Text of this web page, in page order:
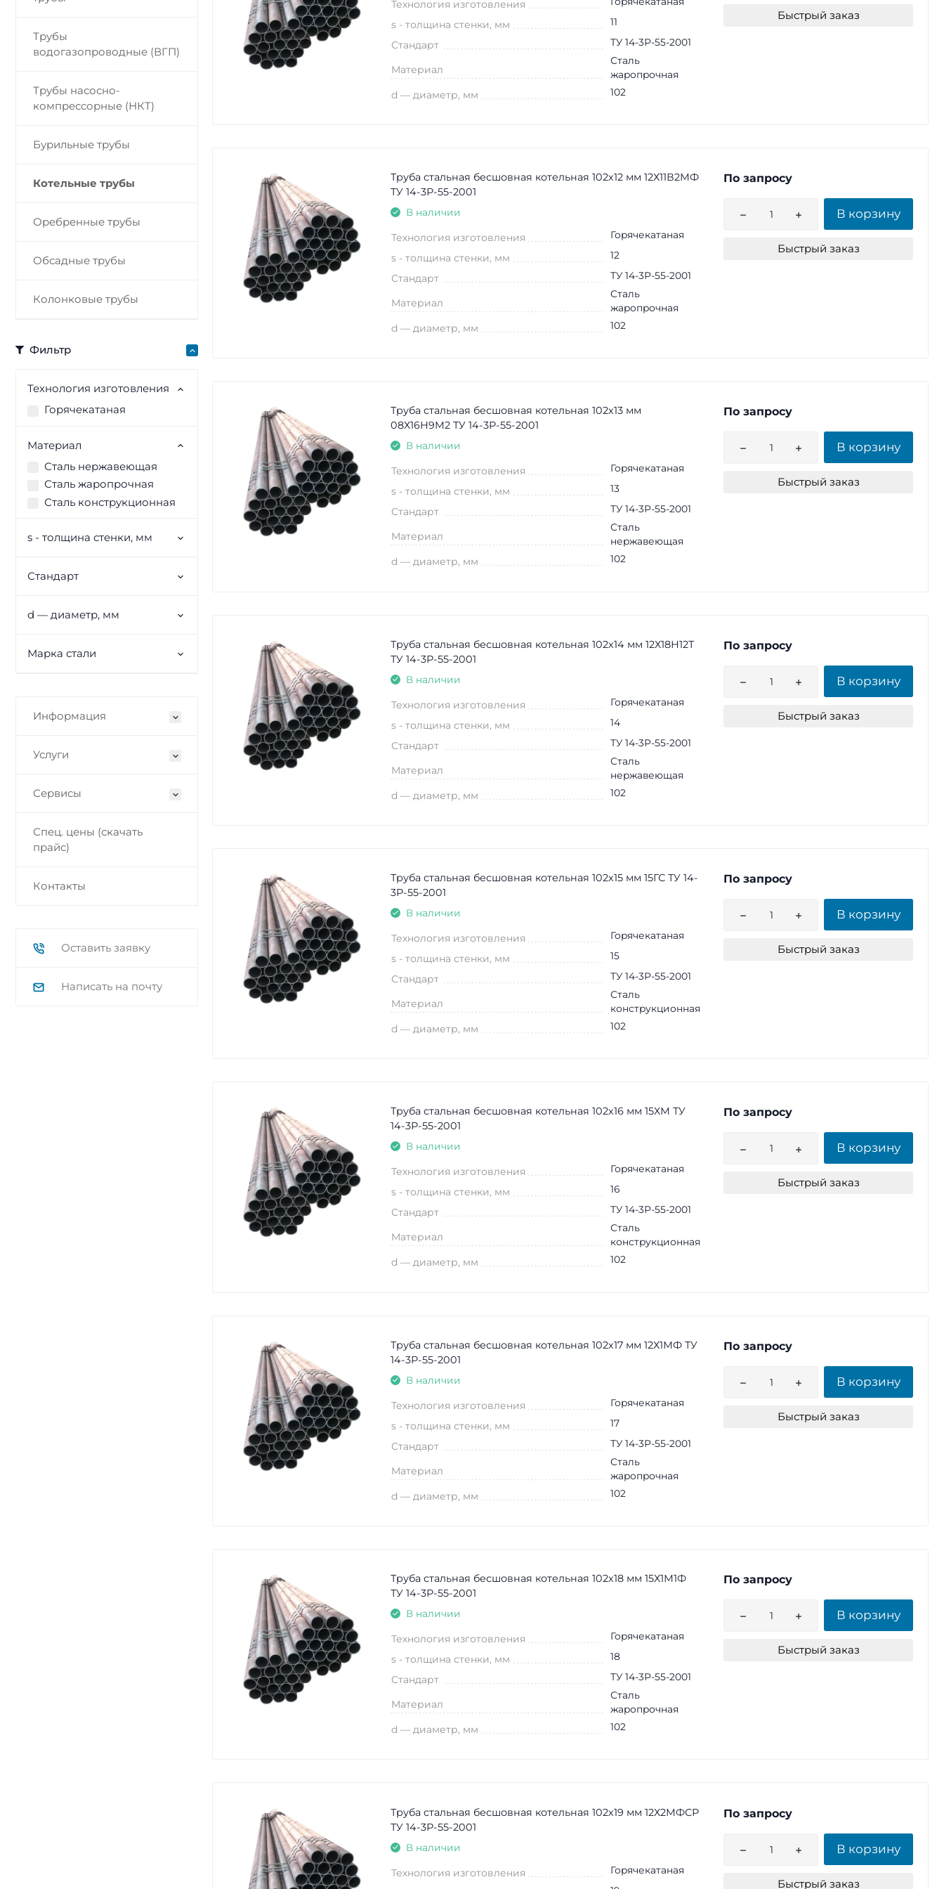
Трубы
водогазопроводные (ВГП)
Трубы насосно-
компрессорные (НКТ)
Бурильные трубы
Котельные трубы
Оребренные трубы
Обсадные трубы
Колонковые трубы
Фильтр
Технология изготовления
Горячекатаная
Материал
Сталь нержавеющая
Сталь жаропрочная
Сталь конструкционная
s - толщина стенки, мм
Стандарт
d — диаметр, мм
Марка стали
Информация
Услуги
Сервисы
Спец. цены (скачать
прайс)
Контакты
Оставить заявку
Написать на почту
Технология изготовления
s - толщина стенки, мм 11
Стандарт ТУ 14-3Р-55-2001
Материал
Сталь
жаропрочная
d — диаметр, мм 102
Быстрый заказ
Труба стальная бесшовная котельная 102х12 мм 12Х11В2МФ
ТУ 14-3Р-55-2001
В наличии
Технология изготовления Горячекатаная
s - толщина стенки, мм 12
Стандарт ТУ 14-3Р-55-2001
Материал
Сталь
жаропрочная
d — диаметр, мм 102
По запросу
В корзину
Быстрый заказ
Труба стальная бесшовная котельная 102х13 мм
08Х16Н9М2 ТУ 14-3Р-55-2001
В наличии
Технология изготовления Горячекатаная
s - толщина стенки, мм 13
Стандарт ТУ 14-3Р-55-2001
Материал
Сталь
нержавеющая
d — диаметр, мм 102
По запросу
В корзину
Быстрый заказ
Труба стальная бесшовная котельная 102х14 мм 12Х18Н12Т
ТУ 14-3Р-55-2001
В наличии
Технология изготовления Горячекатаная
s - толщина стенки, мм 14
Стандарт ТУ 14-3Р-55-2001
Материал
Сталь
нержавеющая
d — диаметр, мм 102
По запросу
В корзину
Быстрый заказ
Труба стальная бесшовная котельная 102х15 мм 15ГС ТУ 14-
3Р-55-2001
В наличии
Технология изготовления Горячекатаная
s - толщина стенки, мм 15
Стандарт ТУ 14-3Р-55-2001
Материал
Сталь
конструкционная
d — диаметр, мм 102
По запросу
В корзину
Быстрый заказ
Труба стальная бесшовная котельная 102х16 мм 15ХМ ТУ
14-3Р-55-2001
В наличии
Технология изготовления Горячекатаная
s - толщина стенки, мм 16
Стандарт ТУ 14-3Р-55-2001
Материал
Сталь
конструкционная
d — диаметр, мм 102
По запросу
В корзину
Быстрый заказ
Труба стальная бесшовная котельная 102х17 мм 12Х1МФ ТУ
14-3Р-55-2001
В наличии
Технология изготовления Горячекатаная
s - толщина стенки, мм 17
Стандарт ТУ 14-3Р-55-2001
Материал
Сталь
жаропрочная
d — диаметр, мм 102
По запросу
В корзину
Быстрый заказ
Труба стальная бесшовная котельная 102х18 мм 15Х1М1Ф
ТУ 14-3Р-55-2001
В наличии
Технология изготовления Горячекатаная
s - толщина стенки, мм 18
Стандарт ТУ 14-3Р-55-2001
Материал
Сталь
жаропрочная
d — диаметр, мм 102
По запросу
В корзину
Быстрый заказ
Труба стальная бесшовная котельная 102х19 мм 12Х2МФСР
ТУ 14-3Р-55-2001
В наличии
Технология изготовления Горячекатаная
По запросу
В корзину
Быстрый заказ